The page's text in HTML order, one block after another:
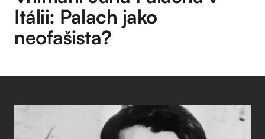
Itálii: Palach jako
neofašista?